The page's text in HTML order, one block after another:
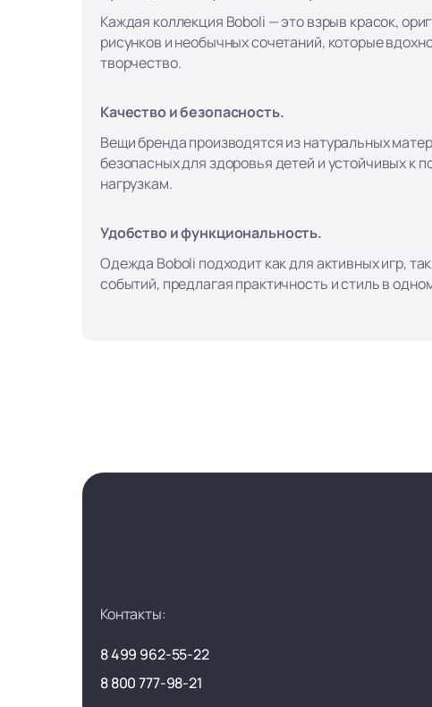
Каждая коллекция Boboli — это взрыв красок,
рисунков и необычных сочетаний, которые
творчество.
Качество и безопасность.
Вещи бренда производятся из натуральных
безопасных для здоровья детей и устойчивых к
нагрузкам.
Удобство и функциональность.
Одежда Boboli подходит как для активных игр,
событий, предлагая практичность и стиль в
Контакты:
8 499 962-55-22
8 800 777-98-21